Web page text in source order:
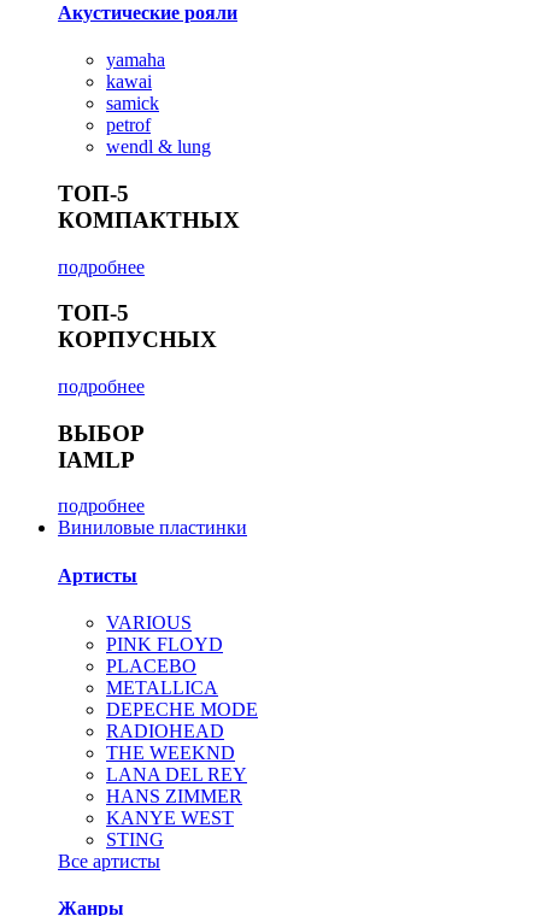
Акустические рояли
yamaha
kawai
samick
petrof
wendl & lung
ТОП-5
КОМПАКТНЫХ
подробнее
ТОП-5
КОРПУСНЫХ
подробнее
ВЫБОР
IAMLP
подробнее
Виниловые пластинки
Артисты
VARIOUS
PINK FLOYD
PLACEBO
METALLICA
DEPECHE MODE
RADIOHEAD
THE WEEKND
LANA DEL REY
HANS ZIMMER
KANYE WEST
STING
Все артисты
Жанры